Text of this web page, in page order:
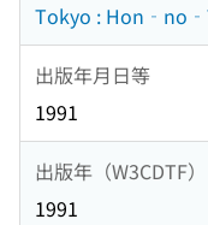
Tokyo :
出版年月日等
1991
出版年（W3CDTF）
1991